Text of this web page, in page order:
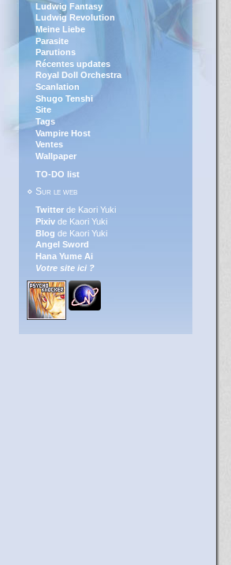
Ludwig Fantasy
Ludwig Revolution
Meine Liebe
Parasite
Parutions
Récentes updates
Royal Doll Orchestra
Scanlation
Shugo Tenshi
Site
Tags
Vampire Host
Ventes
Wallpaper
TO-DO list
⋄ Sur le web
Twitterde Kaori Yuki
Pixivde Kaori Yuki
Blog de Kaori Yuki
Angel Sword
Hana Yume Ai
Votre site ici ?